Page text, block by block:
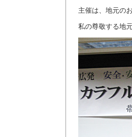
主催は、地元の
私の尊敬する地